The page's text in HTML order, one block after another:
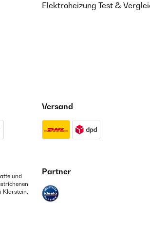
Elektroheizung Test &
und
Klarstein.
Versand
Partner